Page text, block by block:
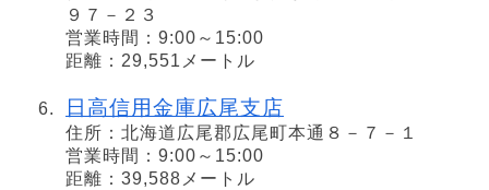
９７－２３
営業時間：9:00～15:00
距離：29,551メートル
日高信用金庫広尾支店
住所：北海道広尾郡広尾町本通８－７－１
営業時間：9:00～15:00
距離：39,588メートル